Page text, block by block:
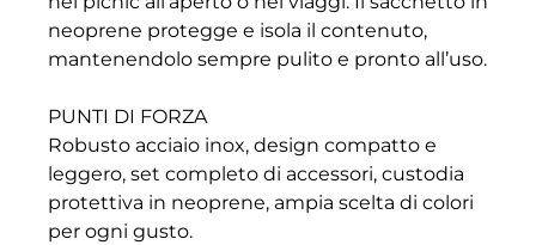
neoprene protegge e isola il contenuto,
mantenendolo sempre pulito e pronto all’uso.
PUNTI DI FORZA
Robusto acciaio inox, design compatto e
leggero, set completo di accessori, custodia
protettiva in neoprene, ampia scelta di colori
per ogni gusto.